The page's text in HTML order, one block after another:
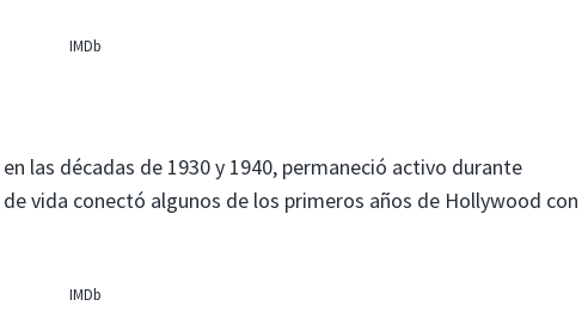
IMDb
las décadas de 1930 y 1940, permaneció activo durante
vida conectó algunos de los primeros años de Hollywood con
IMDb